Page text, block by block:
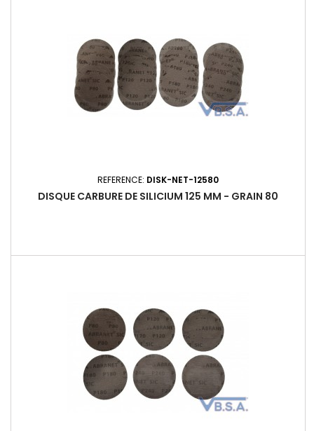
REFERENCE: DISK-NET-12580
DISQUE CARBURE DE SILICIUM 125 MM - GRAIN 80